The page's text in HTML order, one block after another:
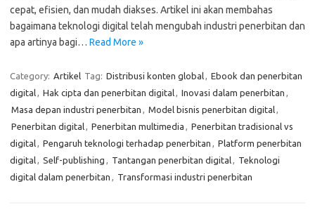
cepat, efisien, dan mudah diakses. Artikel ini akan membahas
bagaimana teknologi digital telah mengubah industri penerbitan dan
apa artinya bagi… Read More »
Category: Artikel Tag: Distribusi konten global, Ebook dan penerbitan
digital, Hak cipta dan penerbitan digital, Inovasi dalam penerbitan ,
Masa depan industri penerbitan , Model bisnis penerbitan digital,
Penerbitan digital, Penerbitan multimedia , Penerbitan tradisional vs
digital, Pengaruh teknologi terhadap penerbitan , Platform penerbitan
digital, Self-publishing , Tantangan penerbitan digital, Teknologi
digital dalam penerbitan , Transformasi industri penerbitan